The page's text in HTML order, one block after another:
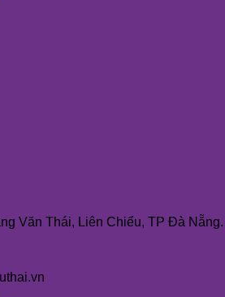
Văn Thái, Liên Chiểu, TP Đà Nẵng.